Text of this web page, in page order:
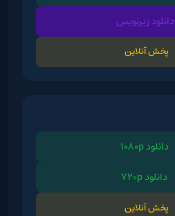
دانلود زیرنویس
پخش آنلاین
دانلود 1080p
دانلود 720p
پخش آنلاین